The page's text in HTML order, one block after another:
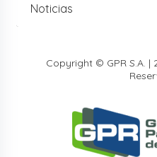
Noticias
Copyright © GPR S.A. |